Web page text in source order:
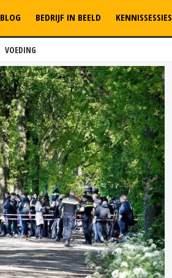
VOEDING
BLOG BEDRIJF IN BEELD KENNISSESSIES